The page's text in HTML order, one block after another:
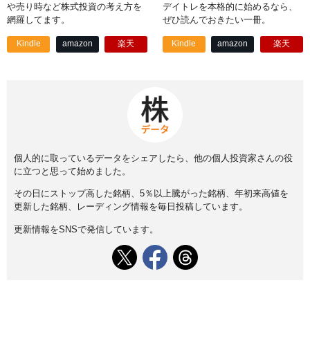
や売り時など株式投資の考え方を
網羅してます。
Kindle amazon 楽天
デイトレを本格的に始めるなら、
ぜひ読んでおきたい一冊。
Kindle amazon 楽天
個人的に取っているデータをシェアしたら、他の個人投資家さんの役
に立つと思って始めました。
その日にストップ高した銘柄、5％以上騰がった銘柄、年初来高値を
更新した銘柄、レーディング情報を毎日投稿しています。
更新情報をSNSで発信しています。